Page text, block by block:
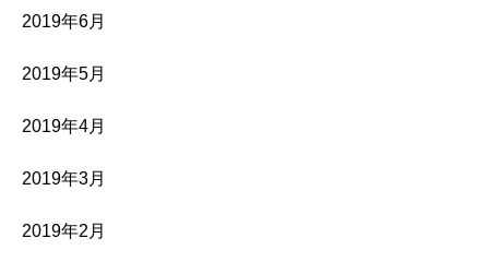
2019年6月
2019年5月
2019年4月
2019年3月
2019年2月